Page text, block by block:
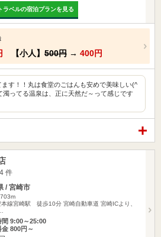
ラベルの宿泊プランを見る
【小人】 500円 → 400円
ます！！丸は食堂のごはんも安めで美味しい(^
ってる温泉は、正に天然だ～って感じです
件
/ 宮崎市
本線宮崎駅 徒歩10分 宮崎自動車道 宮崎ICより、
間 9:00～25:00
金 800円～